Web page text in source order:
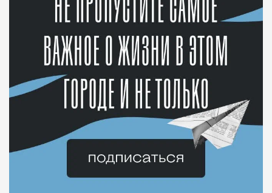
Современный путешественник часто берет
с собой не только чемодан, но и ноутбук.